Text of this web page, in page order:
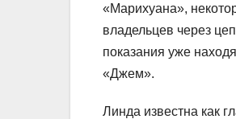
«Марихуана»,
владельцев через
показания уже
«Джем».
Линда известна как